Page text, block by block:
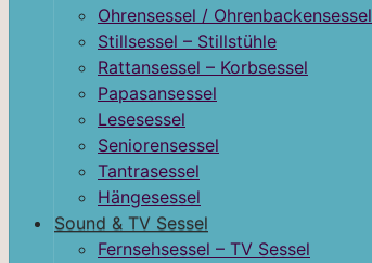
Ohrensessel / Ohrenbackensessel
Stillsessel – Stillstühle
Rattansessel – Korbsessel
Papasansessel
Lesesessel
Seniorensessel
Tantrasessel
Hängesessel
Sound & TV Sessel
Fernsehsessel – TV Sessel